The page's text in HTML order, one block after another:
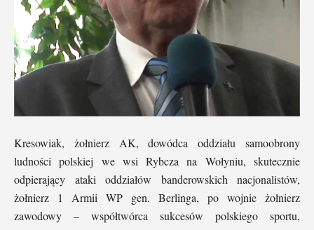
Kresowiak, żołnierz AK, dowódca oddziału samoobrony
ludności polskiej we wsi Rybcza na Wołyniu, skutecznie
odpierający ataki oddziałów banderowskich nacjonalistów,
żołnierz 1 Armii WP gen. Berlinga, po wojnie żołnierz
zawodowy – współtwórca sukcesów polskiego sportu,